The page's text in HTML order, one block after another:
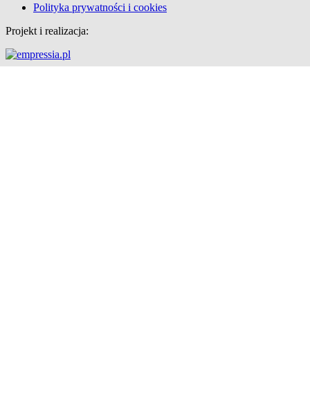
Polityka prywatności i cookies
Projekt i realizacja: